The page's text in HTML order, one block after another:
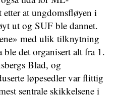
etter at ungdomsfløyen i
ut og SUF ble dannet.
med ulik tilknytning
det organisert alt fra 1.
Blad, og
løpesedler var flittig
sentrale skikkelsene i